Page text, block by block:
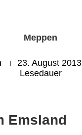
Meppen
23. August 2013
Lesedauer
Emsland